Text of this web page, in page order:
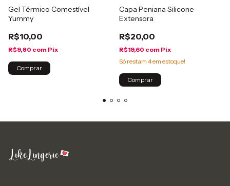
Gel Térmico Comestível
Yummy
R$10,00
R$9,80 com Pix
Comprar
Capa Peniana Silicone
Extensora
R$20,00
R$19,60 com Pix
Só restam 4em estoque!
Comprar